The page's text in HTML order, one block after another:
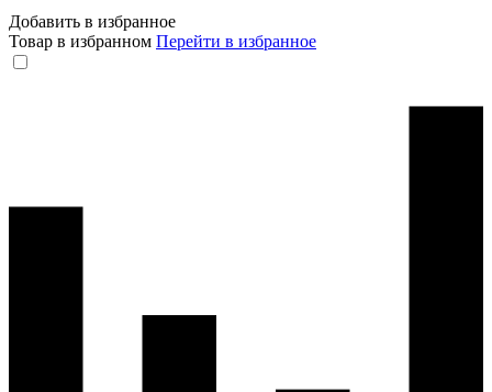
Добавить в избранное
Товар в избранном Перейти в избранное